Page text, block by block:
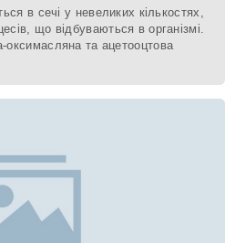
в сечі у невеликих кількостях,
що відбуваються в організмі.
оксимасляна та ацетооцтова